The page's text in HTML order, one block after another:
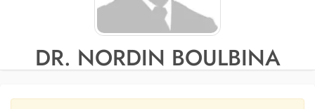
DR. NORDIN BOULBINA